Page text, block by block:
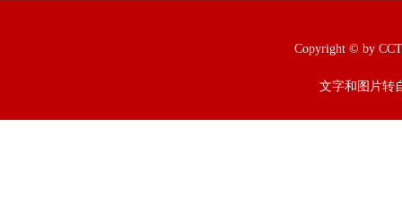
Copyright © by
文字和图片转